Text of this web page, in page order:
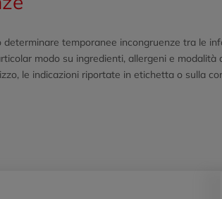
temporanee incongruenze tra le
modo su ingredienti, allergeni e modalità
le indicazioni riportate in etichetta o sulla